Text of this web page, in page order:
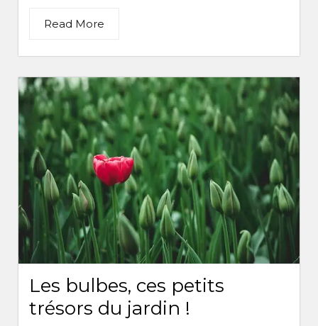
Read More
Les bulbes, ces petits
trésors du jardin !